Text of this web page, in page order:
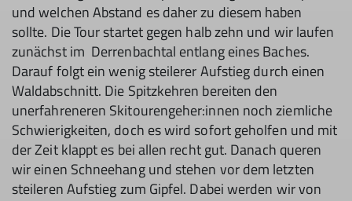
und welchen Abstand es daher zu diesem haben
sollte. Die Tour startet gegen halb zehn und wir laufen
zunächst im Derrenbachtal entlang eines Baches.
Darauf folgt ein wenig steilerer Aufstieg durch einen
Waldabschnitt. Die Spitzkehren bereiten den
unerfahreneren Skitourengeher:innen noch ziemliche
Schwierigkeiten, doch es wird sofort geholfen und mit
der Zeit klappt es bei allen recht gut. Danach queren
wir einen Schneehang und stehen vor dem letzten
steileren Aufstieg zum Gipfel. Dabei werden wir von